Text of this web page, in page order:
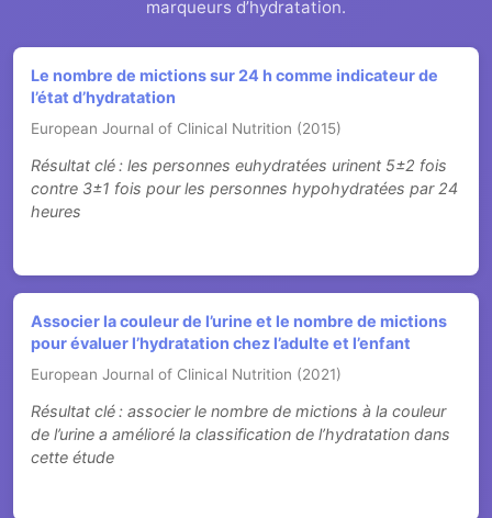
marqueurs d’hydratation.
Le nombre de mictions sur 24 h comme indicateur de
l’état d’hydratation
European Journal of Clinical Nutrition (2015)
Résultat clé : les personnes euhydratées urinent 5±2 fois
contre 3±1 fois pour les personnes hypohydratées par 24
heures
Associer la couleur de l’urine et le nombre de mictions
pour évaluer l’hydratation chez l’adulte et l’enfant
European Journal of Clinical Nutrition (2021)
Résultat clé : associer le nombre de mictions à la couleur
de l’urine a amélioré la classification de l’hydratation dans
cette étude